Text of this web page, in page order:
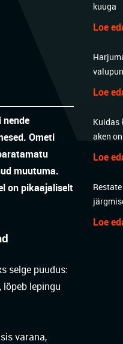
Ometi
muutuma.
on pikaajaliselt
selge puudus:
lepingu
varana,
kuuga
Loe
Loe
Kuidas
aken
Loe
Loe